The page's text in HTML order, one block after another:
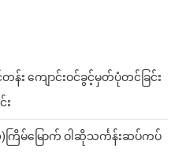
း ကျောင်းဝင်ခွင့်မှတ်ပုံတင်ခြင်း
း
မ်မြောက် ဝါဆိုသင်္ကန်းဆပ်ကပ်